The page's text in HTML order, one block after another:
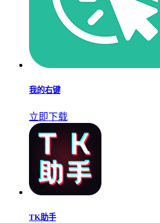
我的右键
立即下载
TK助手